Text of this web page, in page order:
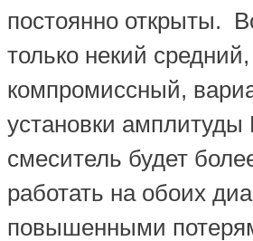
постоянно открыты.
только некий средний,
компромиссный,
установки амплитуды
смеситель будет
работать на обоих
повышенными